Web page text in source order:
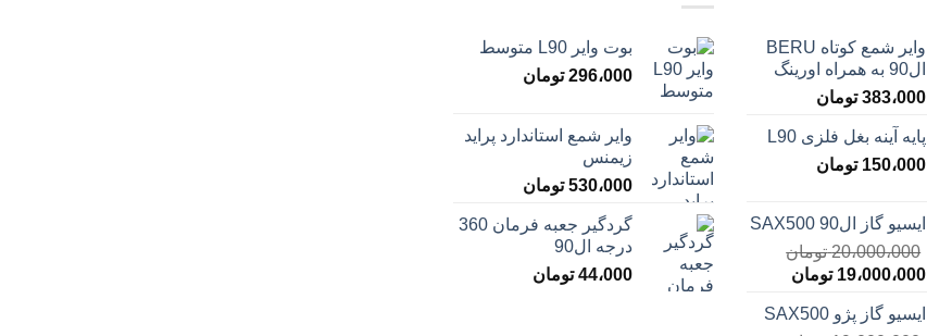
وایر شمع کوتاه BERU
ال90 به همراه اورینگ
383،000 تومان
پایه آینه بغل فلزی L90
150،000 تومان
ایسیو گاز ال90 SAX500
20،000،000 تومان
قیمت
20،000،000 تومان
19،000،000 تومان
ایسیو گاز پژو SAX500
بوت وایر L90 متوسط
296،000 تومان
وایر شمع استاندارد پراید
زیمنس
530،000 تومان
گردگیر جعبه فرمان 360
درجه ال90
44،000 تومان